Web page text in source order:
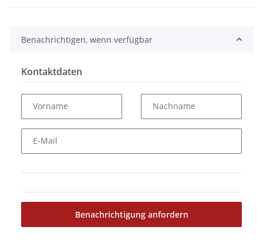
Benachrichtigen, wenn verfügbar
Kontaktdaten
Vorname Nachname
E-Mail
Benachrichtigung anfordern